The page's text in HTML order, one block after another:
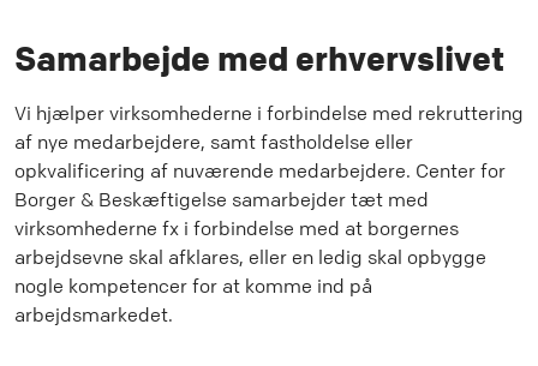
Samarbejde med erhvervslivet
Vi hjælper virksomhederne i forbindelse med rekruttering
af nye medarbejdere, samt fastholdelse eller
opkvalificering af nuværende medarbejdere. Center for
Borger & Beskæftigelse samarbejder tæt med
virksomhederne fx i forbindelse med at borgernes
arbejdsevne skal afklares, eller en ledig skal opbygge
nogle kompetencer for at komme ind på
arbejdsmarkedet.